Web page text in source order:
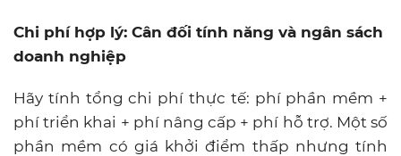
Chi phí hợp lý: Cân đối tính năng và ngân sách
doanh nghiệp
Hãy tính tổng chi phí thực tế: phí phần mềm +
phí triển khai + phí nâng cấp + phí hỗ trợ. Một số
phần mềm có giá khởi điểm thấp nhưng tính